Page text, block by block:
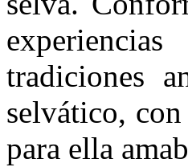
tradiciones
selvático,
para ella